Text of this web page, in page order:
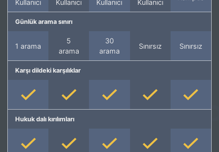
Kullanıcı
Kullanıcı
Kullanıcı
Kullanıcı
Günlük arama sınırı
1 arama
5
arama
30
arama
Sınırsız Sınırsız
Karşı dildeki karşılıklar
Hukuk dalı kırılımları